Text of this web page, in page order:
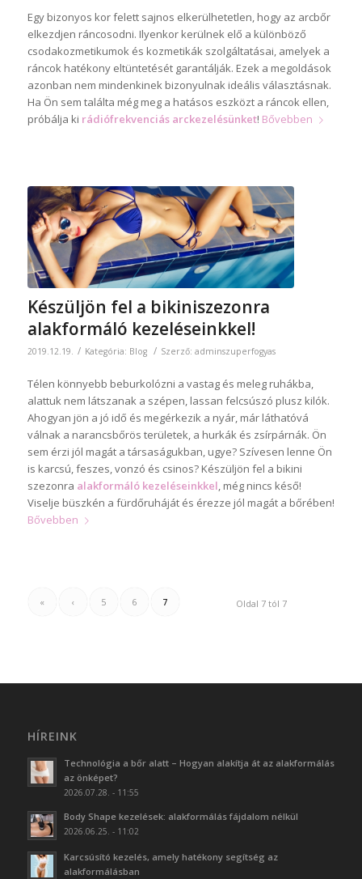
Egy bizonyos kor felett sajnos elkerülhetetlen, hogy az arcbőr
elkezdjen ráncosodni. Ilyenkor kerülnek elő a különböző
csodakozmetikumok és kozmetikák szolgáltatásai, amelyek a
ráncok hatékony eltüntetését garantálják. Ezek a megoldások
azonban nem mindenkinek bizonyulnak ideális választásnak.
Ha Ön sem találta még meg a hatásos eszközt a ráncok ellen,
próbálja ki rádiófrekvenciás arckezelésünket! Bővebben
Készüljön fel a bikiniszezonra
alakformáló kezeléseinkkel!
2019.12.19. / Kategória: Blog / Szerző: adminszuperfogyas
Télen könnyebb beburkolózni a vastag és meleg ruhákba,
alattuk nem látszanak a szépen, lassan felcsúszó plusz kilók.
Ahogyan jön a jó idő és megérkezik a nyár, már láthatóvá
válnak a narancsbőrös területek, a hurkák és zsírpárnák. Ön
sem érzi jól magát a társaságukban, ugye? Szívesen lenne Ön
is karcsú, feszes, vonzó és csinos? Készüljön fel a bikini
szezonra alakformáló kezeléseinkkel , még nincs késő!
Viselje büszkén a fürdőruháját és érezze jól magát a bőrében!
Bővebben
Oldal 7 tól 7
« ‹ 5 6 7
HÍREINK
Technológia a bőr alatt – Hogyan alakítja át az alakformálás
az önképet?
2026.07.28. - 11:55
Body Shape kezelések: alakformálás fájdalom nélkül
2026.06.25. - 11:02
Karcsúsító kezelés, amely hatékony segítség az
alakformálásban